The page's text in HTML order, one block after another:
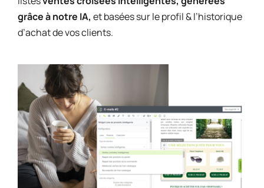
grâce à notre IA, et basées sur le profil & l’historique
d’achat de vos clients.